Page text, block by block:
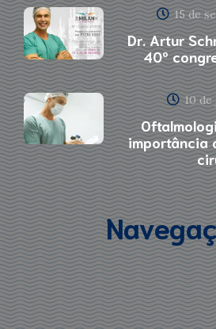
15 de
Dr. Artur
40º
10 de
importância